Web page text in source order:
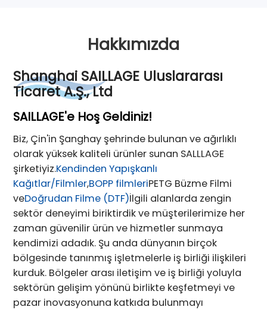
Hakkımızda
Shanghai SAILLAGE Uluslararası
Ticaret A.Ş., Ltd
SAILLAGE'e Hoş Geldiniz!
Biz, Çin'in Şanghay şehrinde bulunan ve ağırlıklı
olarak yüksek kaliteli ürünler sunan SALLLAGE
şirketiyiz.Kendinden Yapışkanlı
Kağıtlar/Filmler,BOPP filmleriPETG Büzme Filmi
veDoğrudan Filme (DTF)İlgili alanlarda zengin
sektör deneyimi biriktirdik ve müşterilerimize her
zaman güvenilir ürün ve hizmetler sunmaya
kendimizi adadık. Şu anda dünyanın birçok
bölgesinde tanınmış işletmelerle iş birliği ilişkileri
kurduk. Bölgeler arası iletişim ve iş birliği yoluyla
sektörün gelişim yönünü birlikte keşfetmeyi ve
pazar inovasyonuna katkıda bulunmayı